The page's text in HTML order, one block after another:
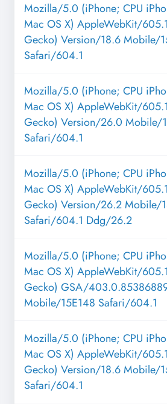
Mozilla/5.0 (iPhone; CPU
Mac OS X) AppleWebKit/
Gecko) Version/18.6 Mobile/
Safari/604.1
Mozilla/5.0 (iPhone; CPU
Mac OS X) AppleWebKit/
Gecko) Version/26.0 Mobile/
Safari/604.1
Mozilla/5.0 (iPhone; CPU
Mac OS X) AppleWebKit/
Gecko) Version/26.2 Mobile/
Safari/604.1 Ddg/26.2
Mozilla/5.0 (iPhone; CPU
Mac OS X) AppleWebKit/
Gecko) GSA/
Mobile/15E148 Safari/604.1
Mozilla/5.0 (iPhone; CPU
Mac OS X) AppleWebKit/
Gecko) Version/18.6 Mobile/
Safari/604.1